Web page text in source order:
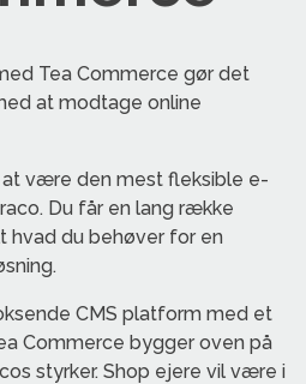
Tea Commerce gør det
at modtage online
være den mest fleksible e-
Du får en lang række
hvad du behøver for en
CMS platform med et
Commerce bygger oven på
styrker. Shop ejere vil være i